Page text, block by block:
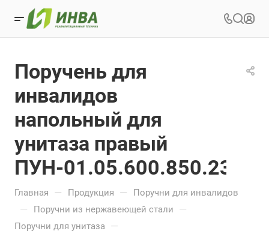
Поручень для
инвалидов
напольный для
унитаза правый
ПУН-01.05.600.850.230.Н
Главная — Продукция — Поручни для инвалидов
— Поручни из нержавеющей стали —
Поручни для унитаза —